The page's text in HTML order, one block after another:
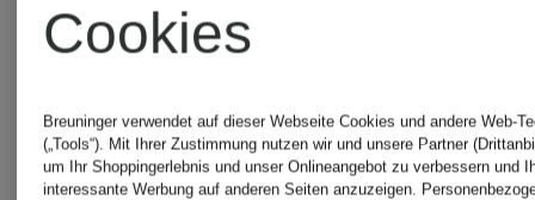
+Aktionsrabatt
Cookies
Breuninger verwendet auf dieser Webseite Cookies und andere Web-
(„Tools“). Mit Ihrer Zustimmung nutzen wir und unsere Partner
um Ihr Shoppingerlebnis und unser Onlineangebot zu verbessern und
interessante Werbung auf anderen Seiten anzuzeigen.